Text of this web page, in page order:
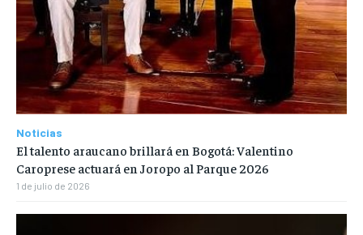
Noticias
El talento araucano brillará en Bogotá: Valentino
Caroprese actuará en Joropo al Parque 2026
1 de julio de 2026